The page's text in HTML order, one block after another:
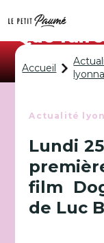
Que
du 25
Accueil
Actualité
Lundi
film
de Luc